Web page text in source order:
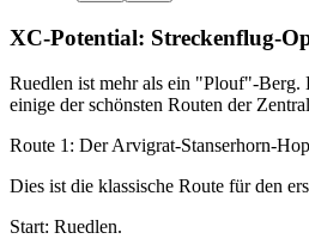
XC-Potential: Streckenflug-
Ruedlen ist mehr als ein "Plouf"-Berg.
einige der schönsten Routen der
Route 1: Der Arvigrat-Stanserhorn-
Dies ist die klassische Route für den
Start: Ruedlen.